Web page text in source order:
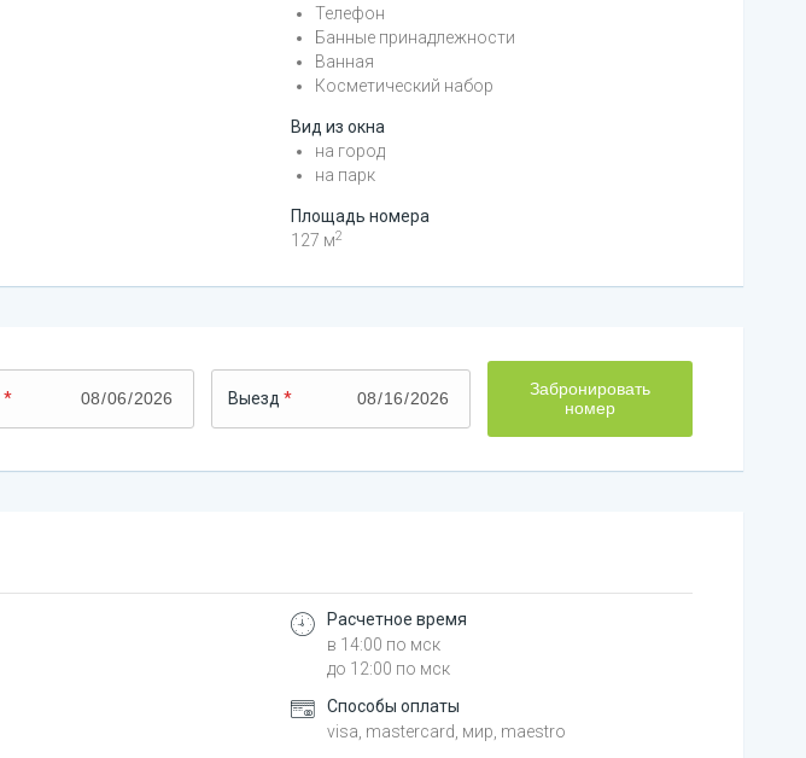
Телефон
Банные принадлежности
Ванная
Косметический набор
Вид из окна
на город
на парк
Площадь номера
127 м2
Выезд
Забронировать
номер
Расчетное время
в 14:00 по мск
до 12:00 по мск
Способы оплаты
visa, mastercard, мир, maestro